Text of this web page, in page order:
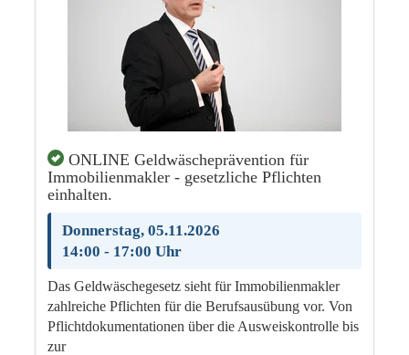
ONLINE Geldwäscheprävention für
Immobilienmakler - gesetzliche Pflichten
einhalten.
Donnerstag, 05.11.2026
14:00 - 17:00 Uhr
Das Geldwäschegesetz sieht für Immobilienmakler
zahlreiche Pflichten für die Berufsausübung vor. Von
Pflichtdokumentationen über die Ausweiskontrolle bis
zur